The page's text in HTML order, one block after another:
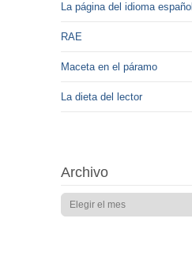
La página del idioma español
RAE
Maceta en el páramo
La dieta del lector
Archivo